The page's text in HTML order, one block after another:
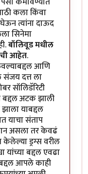
कला किंवा
त्यांना दाऊद
सिनेमा
बॉलिवूड मधील
आहेत.
आणि
संजय दत्त ला
सॉलिडॅरिटी
बद्दल अटक झाली
याबद्दल
याचा संताप
असला तर केवढं
केलेल्या ड्रग्स वरील
बद्दल एवढा
आपले काही